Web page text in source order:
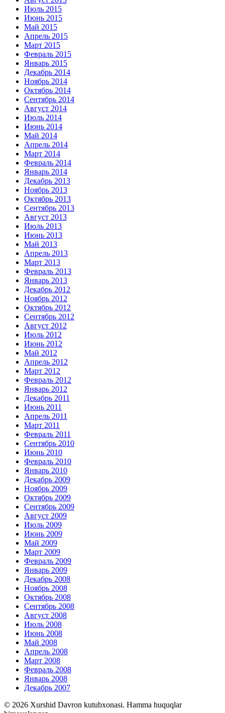
Июль 2015
Июнь 2015
Май 2015
Апрель 2015
Март 2015
Февраль 2015
Январь 2015
Декабрь 2014
Ноябрь 2014
Октябрь 2014
Сентябрь 2014
Август 2014
Июль 2014
Июнь 2014
Май 2014
Апрель 2014
Март 2014
Февраль 2014
Январь 2014
Декабрь 2013
Ноябрь 2013
Октябрь 2013
Сентябрь 2013
Август 2013
Июль 2013
Июнь 2013
Май 2013
Апрель 2013
Март 2013
Февраль 2013
Январь 2013
Декабрь 2012
Ноябрь 2012
Октябрь 2012
Сентябрь 2012
Август 2012
Июль 2012
Июнь 2012
Май 2012
Апрель 2012
Март 2012
Февраль 2012
Январь 2012
Декабрь 2011
Июнь 2011
Апрель 2011
Март 2011
Февраль 2011
Сентябрь 2010
Июнь 2010
Февраль 2010
Январь 2010
Декабрь 2009
Ноябрь 2009
Октябрь 2009
Сентябрь 2009
Август 2009
Июль 2009
Июнь 2009
Май 2009
Март 2009
Февраль 2009
Январь 2009
Декабрь 2008
Ноябрь 2008
Октябрь 2008
Сентябрь 2008
Август 2008
Июль 2008
Июнь 2008
Май 2008
Апрель 2008
Март 2008
Февраль 2008
Январь 2008
Декабрь 2007
© 2026 Xurshid Davron kutubxonasi. Hamma huquqlar